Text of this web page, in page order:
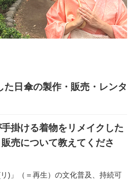
た日傘の製作・販売・レンタ
掛ける着物をリメイクした
売について教えてくださ
)」（＝再生）の文化普及、持続可